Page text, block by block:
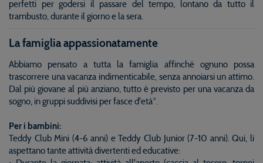
perfetti per godersi il passare del tempo, lontano da tutto il
trambusto, durante il giorno e la sera.
La famiglia appassionatamente
Abbiamo pensato a tutta la famiglia affinché ognuno possa
trascorrere una vacanza indimenticabile, senza annoiarsi un attimo.
Dal più giovane al più anziano, tutto è previsto per una vacanza da
sogno, in gruppi suddivisi per fasce d'età*.
Per i bambini:
Teddy Club Mini (4-6 anni) e Teddy Club Junior (7-10 anni). Qui, li
aspettano tante attività divertenti ed educative: